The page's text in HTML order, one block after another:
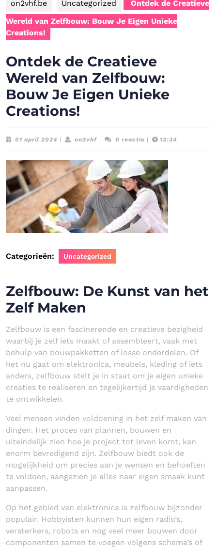
on2vhf.be Uncategorized
Ontdek de Creatieve
Wereld van Zelfbouw: Bouw Je Eigen Unieke
Creations!
Ontdek de Creatieve
Wereld van Zelfbouw:
Bouw Je Eigen Unieke
Creations!
01 april 2024 01
on2vhfon2vhf0 reactie 13:34
Categorieën: Uncategorized
Zelfbouw: De Kunst van het
Zelf Maken
Zelfbouw is een fascinerende en creatieve bezigheid
waarbij je zelf iets maakt of assembleert, vaak met
behulp van bouwpakketten of losse onderdelen. Of
het nu gaat om elektronica, meubels, kleding of iets
anders, zelfbouw stelt je in staat om je eigen unieke
creaties te realiseren en tegelijkertijd je vaardigheden
te ontwikkelen.
Veel mensen vinden voldoening in het zelf maken van
dingen. Het proces van plannen, bouwen en
uiteindelijk zien hoe je project tot leven komt, kan
enorm bevredigend zijn. Zelfbouw biedt ook de
mogelijkheid om precies aan je wensen en behoeften
te voldoen, aangezien je alles naar eigen smaak kunt
aanpassen.
Op het gebied van elektronica is zelfbouw bijzonder
populair. Hobbyisten kunnen hun eigen radio’s,
versterkers, robots en nog veel meer bouwen door
componenten samen te voegen volgens schema’s of